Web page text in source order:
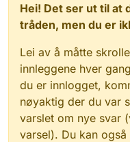
Hei! Det ser ut til at
tråden, men du er
Lei av å måtte
innleggene hver
du er innlogget,
nøyaktig der du var
varslet om nye svar
varsel). Du kan